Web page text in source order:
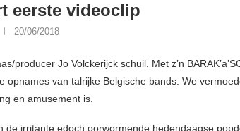
eerste videoclip
20/06/2018
producer Jo Volckerijck schuil. Met z’n
opnames van talrijke Belgische bands. We
en amusement is.
de irritante edoch oorwormende hedendaagse